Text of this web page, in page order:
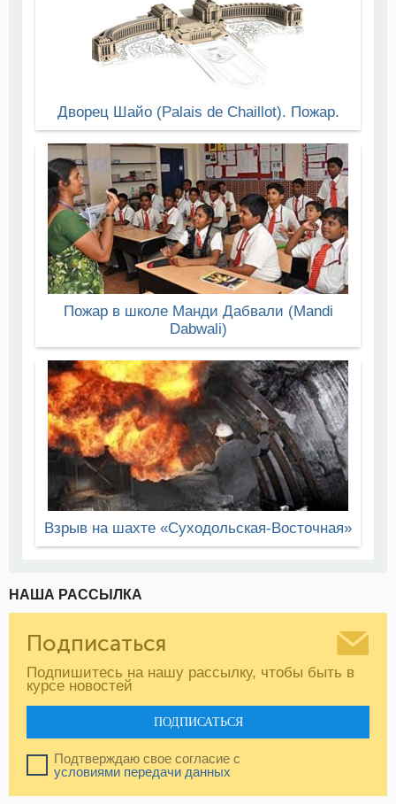
Дворец Шайо (Palais de Chaillot). Пожар.
Пожар в школе Манди Дабвали (Mandi
Dabwali)
Взрыв на шахте «Суходольская-Восточная»
НАША РАССЫЛКА
Подписаться
Подпишитесь на нашу рассылку, чтобы быть в
курсе новостей
ПОДПИСАТЬСЯ
Подтверждаю свое согласие с
условиями передачи данных